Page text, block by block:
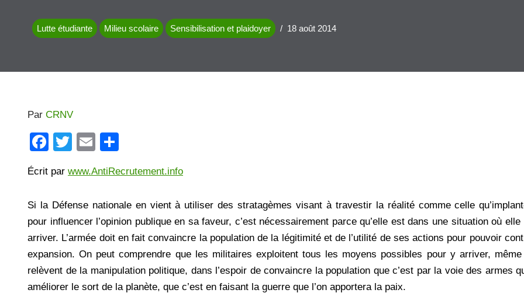
Lutte étudiante Milieu scolaire Sensibilisation et plaidoyer 18 août 2014
Par CRNV
F
c
e
b
o
o
k
T
tt
er
E
ail ta
g
er
Écrit par www.AntiRecrutement.info
Si la Défense nationale en vient à utiliser des stratagèmes visant à travestir la réalité comme celle
pour influencer l’opinion publique en sa faveur, c’est nécessairement parce qu’elle est dans une situation où
arriver. L’armée doit en fait convaincre la population de la légitimité et de l’utilité de ses actions pour pouvoir
expansion. On peut comprendre que les militaires exploitent tous les moyens possibles pour y arriver,
relèvent de la manipulation politique, dans l’espoir de convaincre la population que c’est par la voie des armes
améliorer le sort de la planète, que c’est en faisant la guerre que l’on apportera la paix.